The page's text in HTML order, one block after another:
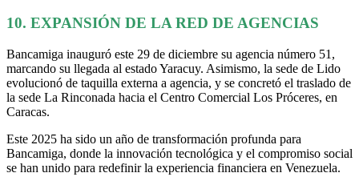
10. EXPANSIÓN DE LA RED DE AGENCIAS
Bancamiga inauguró este 29 de diciembre su agencia número 51,
marcando su llegada al estado Yaracuy. Asimismo, la sede de Lido
evolucionó de taquilla externa a agencia, y se concretó el traslado de
la sede La Rinconada hacia el Centro Comercial Los Próceres, en
Caracas.
Este 2025 ha sido un año de transformación profunda para
Bancamiga, donde la innovación tecnológica y el compromiso social
se han unido para redefinir la experiencia financiera en Venezuela.